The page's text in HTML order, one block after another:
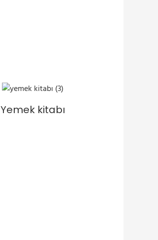
Yemek kitabı